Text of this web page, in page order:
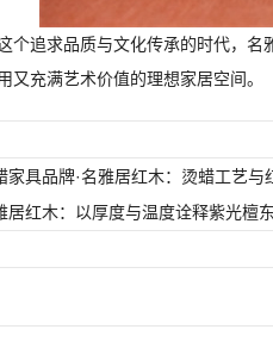
个追求品质与文化传承的时代，名
又充满艺术价值的理想家居空间。
家具品牌·名雅居红木：烫蜡工艺与
居红木：以厚度与温度诠释紫光檀东